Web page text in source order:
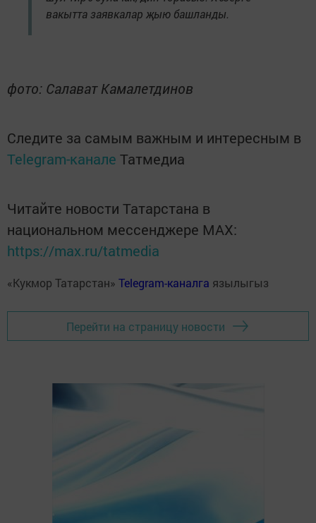
вакытта заявкалар җыю башланды.
фото: Салават Камалетдинов
Следите за самым важным и интересным в
Telegram-канале Татмедиа
Читайте новости Татарстана в
национальном мессенджере MАХ:
https://max.ru/tatmedia
«Кукмор Татарстан» Telegram-каналга язылыгыз
Перейти на страницу новости